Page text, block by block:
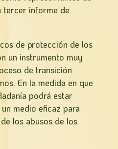
tercer informe de
de protección de los
un instrumento muy
de transición
En la medida en que
podrá estar
medio eficaz para
los abusos de los